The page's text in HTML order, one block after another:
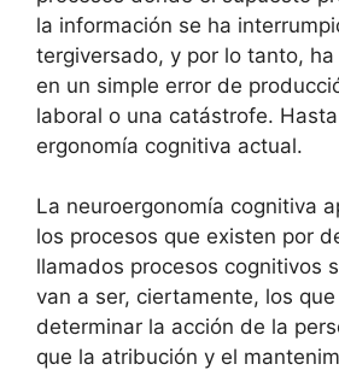
la información se ha
tergiversado, y por lo tanto,
en un simple error de
laboral o una catástrofe.
ergonomía cognitiva actual.
La neuroergonomía cognitiva
los procesos que existen por
llamados procesos cognitivos
van a ser, ciertamente, los
determinar la acción de la
que la atribución y el